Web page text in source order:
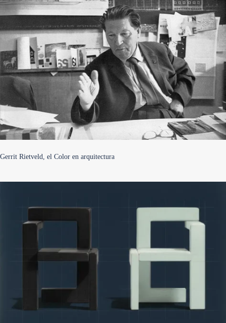
Gerrit Rietveld, el Color en arquitectura